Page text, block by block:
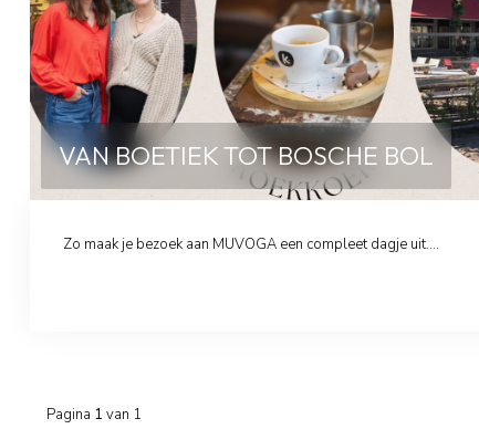
VAN BOETIEK TOT BOSCHE BOL
Zo maak je bezoek aan MUVOGA een compleet dagje uit....
Pagina 1 van 1